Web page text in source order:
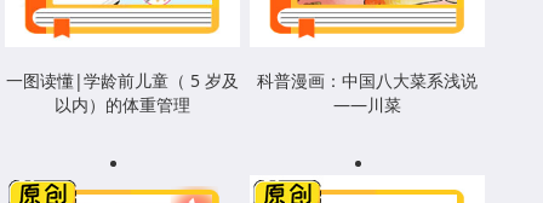
一图读懂|学龄前儿童（ 5 岁及
以内）的体重管理
科普漫画：中国八大菜系浅说
——川菜